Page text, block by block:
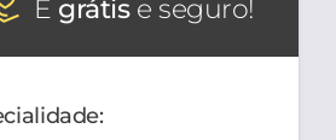
É grátise seguro!